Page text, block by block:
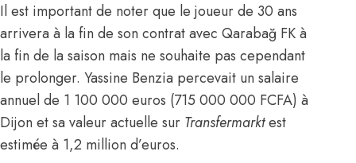
Il est important de noter que le joueur de 30 ans
arrivera à la fin de son contrat avec Qarabağ FK à
la fin de la saison mais ne souhaite pas cependant
le prolonger. Yassine Benzia percevait un salaire
annuel de 1 100 000 euros (715 000 000 FCFA) à
Dijon et sa valeur actuelle sur Transfermarktest
estimée à 1,2 million d’euros.